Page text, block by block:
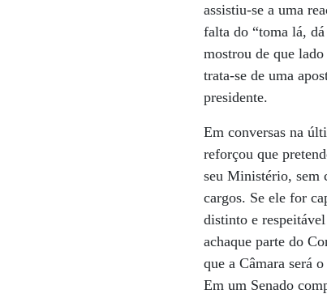
assistiu-se a uma
falta do “toma lá,
mostrou de que
trata-se de uma
presidente.
Em conversas na
reforçou que
seu Ministério, sem
cargos. Se ele for
distinto e
achaque parte do
que a Câmara será
Em um Senado